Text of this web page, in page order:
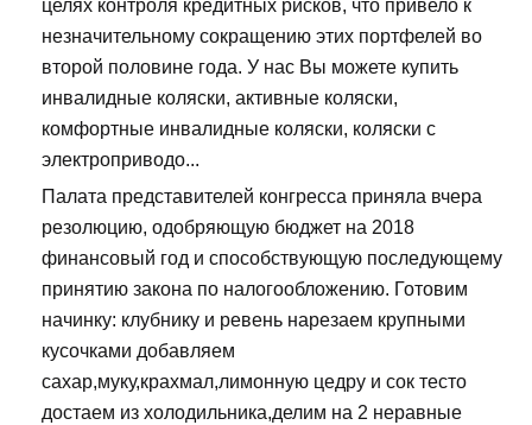
целях контроля кредитных рисков, что привело к
незначительному сокращению этих портфелей во
второй половине года. У нас Вы можете купить
инвалидные коляски, активные коляски,
комфортные инвалидные коляски, коляски с
электроприводо...
Палата представителей конгресса приняла вчера
резолюцию, одобряющую бюджет на 2018
финансовый год и способствующую последующему
принятию закона по налогообложению. Готовим
начинку: клубнику и ревень нарезаем крупными
кусочками добавляем
сахар,муку,крахмал,лимонную цедру и сок тесто
достаем из холодильника,делим на 2 неравные